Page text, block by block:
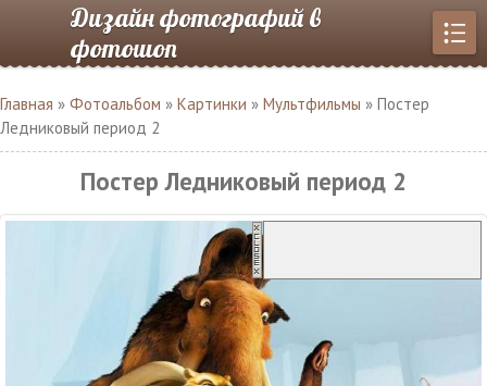
Дизайн фотографий в
фотошоп
Главная » Фотоальбом » Картинки » Мультфильмы » Постер
Ледниковый период 2
Постер Ледниковый период 2